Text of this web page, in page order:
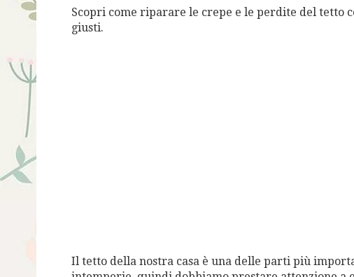
Scopri come riparare le crepe e le perdite del tetto
giusti.
Il tetto della nostra casa è una delle parti più